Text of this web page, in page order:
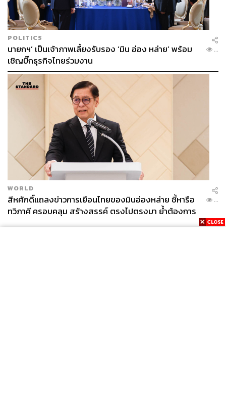
POLITICS
นายกฯ’ เป็นเจ้าภาพเลี้ยงรับรอง ‘มิน อ่อง หล่าย’ พร้อม
เชิญบิ๊กธุรกิจไทยร่วมงาน
...
WORLD
สีหศักดิ์แถลงข่าวการเยือนไทยของมินอ่องหล่าย ชี้หารือ
ทวิภาคี ครอบคลุม สร้างสรรค์ ตรงไปตรงมา ย้ำต้องการ
ให้เมียนมากลับสู่อาเซียน
...